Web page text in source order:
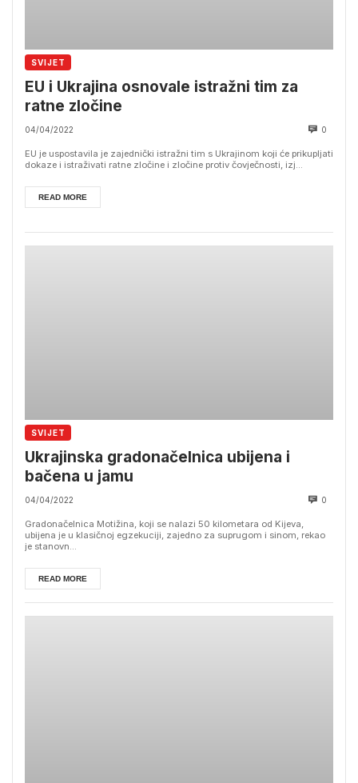
SVIJET
EU i Ukrajina osnovale istražni tim za
ratne zločine
04/04/2022 0
EU je uspostavila je zajednički istražni tim s Ukrajinom koji će prikupljati
dokaze i istraživati ratne zločine i zločine protiv čovječnosti, izj...
READ MORE
SVIJET
Ukrajinska gradonačelnica ubijena i
bačena u jamu
04/04/2022 0
Gradonačelnica Motižina, koji se nalazi 50 kilometara od Kijeva,
ubijena je u klasičnoj egzekuciji, zajedno za suprugom i sinom, rekao
je stanovn...
READ MORE